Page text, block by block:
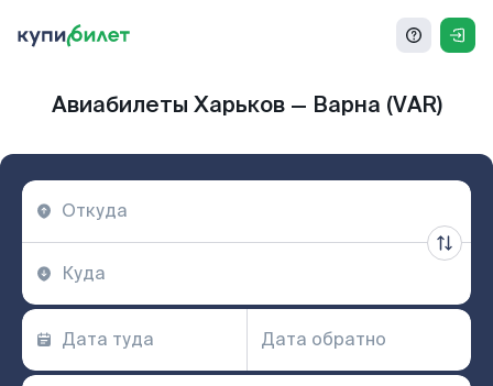
Авиабилеты Харьков — Варна (VAR)